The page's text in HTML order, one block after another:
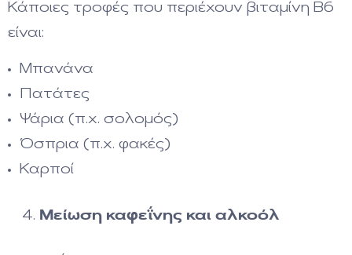
Κάποιες τροφές που περιέχουν βιταμίνη Β6
είναι:
Μπανάνα
Πατάτες
Ψάρια (π.χ. σολομός)
Όσπρια (π.χ. φακές)
Καρποί
Μείωση καφεΐνης και αλκοόλ